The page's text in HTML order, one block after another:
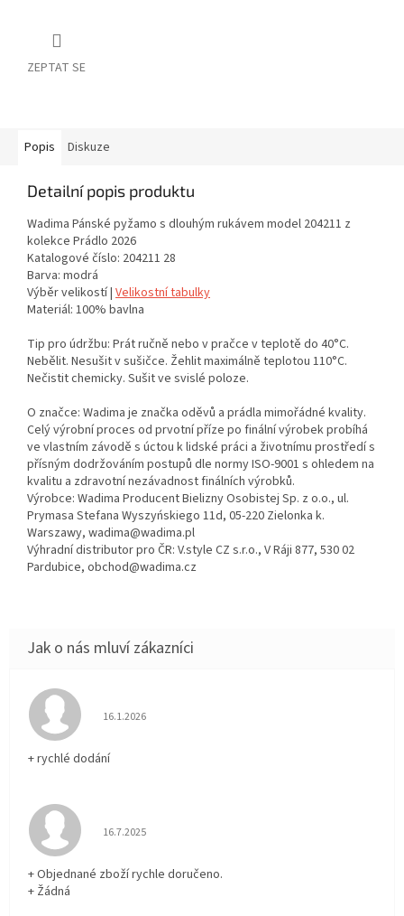
ZEPTAT SE
Popis Diskuze
Detailní popis produktu
Wadima Pánské pyžamo s dlouhým rukávem model 204211 z
kolekce Prádlo 2026
Katalogové číslo: 204211 28
Barva: modrá
Výběr velikostí | Velikostní tabulky
Materiál: 100% bavlna
Tip pro údržbu: Prát ručně nebo v pračce v teplotě do 40°C.
Nebělit. Nesušit v sušičce. Žehlit maximálně teplotou 110°C.
Nečistit chemicky. Sušit ve svislé poloze.
O značce: Wadima je značka oděvů a prádla mimořádné kvality.
Celý výrobní proces od prvotní příze po finální výrobek probíhá
ve vlastním závodě s úctou k lidské práci a životnímu prostředí s
přísným dodržováním postupů dle normy ISO-9001 s ohledem na
kvalitu a zdravotní nezávadnost finálních výrobků.
Výrobce: Wadima Producent Bielizny Osobistej Sp. z o.o., ul.
Prymasa Stefana Wyszyńskiego 11d, 05-220 Zielonka k.
Warszawy, wadima@wadima.pl
Výhradní distributor pro ČR: V.style CZ s.r.o., V Ráji 877, 530 02
Pardubice, obchod@wadima.cz
Hodnocení obchodu je 5 z 5 hvězdiček.
16.1.2026
+ rychlé dodání
Hodnocení obchodu je 5 z 5 hvězdiček.
16.7.2025
+ Objednané zboží rychle doručeno.
+ Žádná